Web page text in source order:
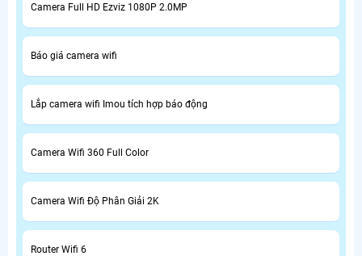
Camera Full HD Ezviz 1080P 2.0MP
Báo giá camera wifi
Lắp camera wifi Imou tích hợp báo động
Camera Wifi 360 Full Color
Camera Wifi Độ Phân Giải 2K
Router Wifi 6